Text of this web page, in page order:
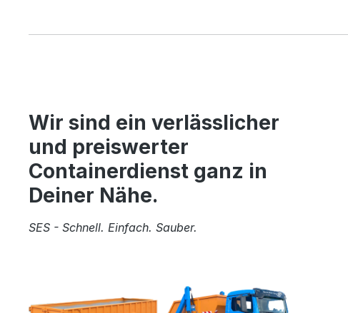
Wir sind ein verlässlicher
und preiswerter
Containerdienst ganz in
Deiner Nähe.
SES - Schnell. Einfach. Sauber.